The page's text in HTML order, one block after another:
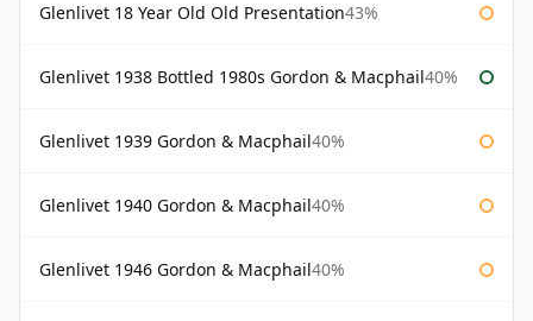
Glenlivet 18 Year Old Old Presentation43%
Glenlivet 1938 Bottled 1980s Gordon & Macphail40%
Glenlivet 1939 Gordon & Macphail40%
Glenlivet 1940 Gordon & Macphail40%
Glenlivet 1946 Gordon & Macphail40%